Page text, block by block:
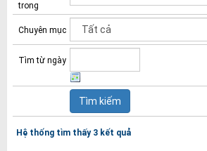
trong
Chuyên mục
Tìm từ ngày
Hệ thống tìm thấy 3 kết quả